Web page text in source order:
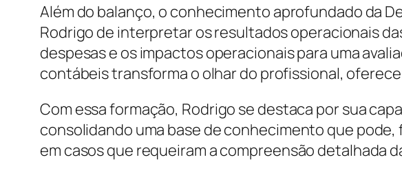
Além do balanço, o conhecimento aprofundado da
Rodrigo de interpretar os resultados operacionais
despesas e os impactos operacionais para uma
contábeis transforma o olhar do profissional,
Com essa formação, Rodrigo se destaca por sua
consolidando uma base de conhecimento que
em casos que requeiram a compreensão detalhada